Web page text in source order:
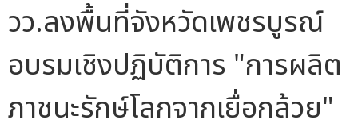
วว.ลงพื้นที่จังหวัดเพชรบูรณ์
อบรมเชิงปฏิบัติการ "การผลิต
ภาชนะรักษ์โลกจากเยื่อกล้วย"